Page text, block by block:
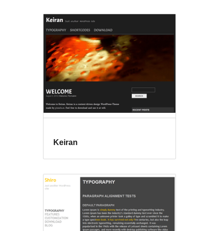
Keiran